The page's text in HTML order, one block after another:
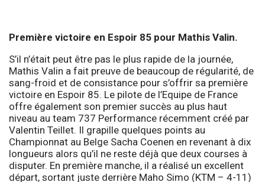
Première victoire en Espoir 85 pour Mathis Valin.
S’il n’était peut être pas le plus rapide de la journée,
Mathis Valin a fait preuve de beaucoup de régularité, de
sang-froid et de consistance pour s’offrir sa première
victoire en Espoir 85. Le pilote de l’Equipe de France
offre également son premier succès au plus haut
niveau au team 737 Performance récemment créé par
Valentin Teillet. Il grapille quelques points au
Championnat au Belge Sacha Coenen en revenant à dix
longueurs alors qu’il ne reste déjà que deux courses à
disputer. En première manche, il a réalisé un excellent
départ, sortant juste derrière Maho Simo (KTM – 4-11)